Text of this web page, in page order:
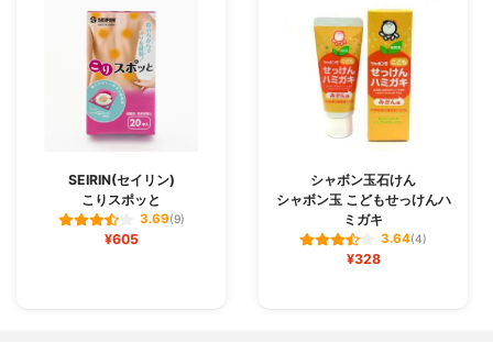
SEIRIN(セイリン)
こりスポッと
3.69(9)
¥605
シャボン玉石けん
シャボン玉 こどもせっけんハ
ミガキ
3.64(4)
¥328